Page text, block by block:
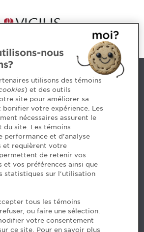
bureau 800, Montréal (Québec)
appel à notre équipe >
l’Ordre dans votre carrière? Voyez
>
CPA
nous
utilisons des témoins
) et des outils
site pour améliorer sa
bonifier votre expérience. Les
nécessaires assurent le
du site. Les témoins
performance et d'analyse
et requièrent votre
de retenir vos
et vos préférences ainsi que
statistiques sur l'utilisation
tous les témoins
ou faire une sélection.
votre consentement
ce site. Pour en savoir plus